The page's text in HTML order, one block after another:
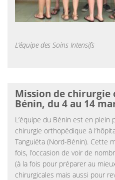
L’équipe des Soins Intensifs
Mission de chirurgie
Bénin, du 4 au 14
L’équipe du Bénin est en plein
chirurgie orthopédique à
Tanguiéta (Nord-Bénin). Cette
fois, l’occasion de voir de
(à la fois pour préparer au
chirurgicales mais aussi pour